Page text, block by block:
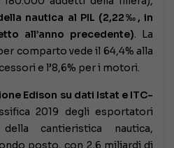
nautica al PIL (2,22‰, in
all’anno precedente). La
comparto vede il 64,4% alla
e l’8,6% per i motori.
Edison su dati Istat e ITC-
2019 degli esportatori
cantieristica nautica,
posto, con 2,6 miliardi di